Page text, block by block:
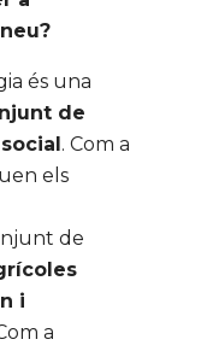
és una
de
. Com a
els
de
i
a